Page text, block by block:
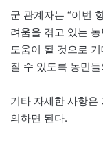
군 관계자는 “이번
려움을 겪고 있는
도움이 될 것으로
질 수 있도록 농민
기타 자세한 사항
의하면 된다.